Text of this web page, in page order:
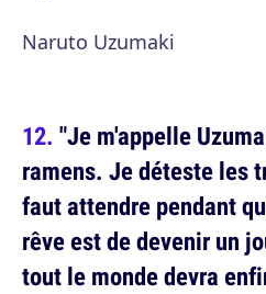
Naruto Uzumaki
"Je m'appelle
ramens. Je déteste les
faut attendre pendant
rêve est de devenir un
tout le monde devra